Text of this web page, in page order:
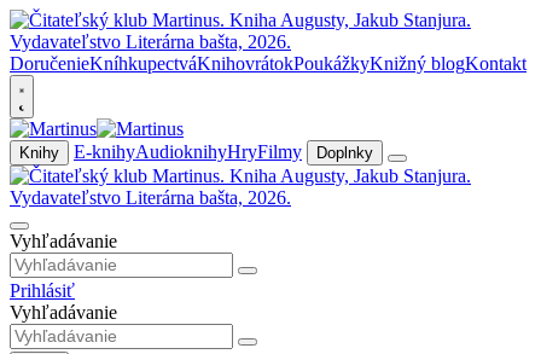
DoručenieKníhkupectváKnihovrátokPoukážkyKnižný blogKontakt
Knihy E-knihyAudioknihyHryFilmy Doplnky
Vyhľadávanie
Prihlásiť
Vyhľadávanie